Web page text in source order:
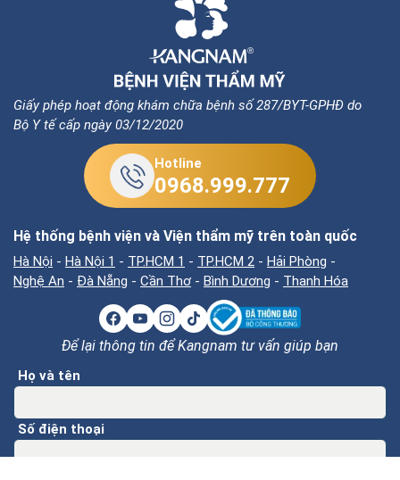
Giấy phép hoạt động khám chữa bệnh số 287/BYT-GPHĐ do
Bộ Y tế cấp ngày 03/12/2020
Hotline
0968.999.777
Hệ thống bệnh viện và Viện thẩm mỹ trên toàn quốc
Hà Nội - Hà Nội 1 - TP.HCM 1 - TP.HCM 2 - Hải Phòng -
Nghệ An - Đà Nẵng - Cần Thơ - Bình Dương - Thanh Hóa
Để lại thông tin để Kangnam tư vấn giúp bạn
Họ và tên
Số điện thoại